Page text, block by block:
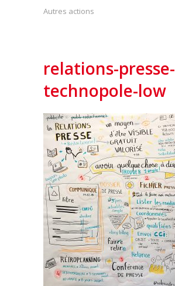
Autres actions
relations-presse-
technopole-low